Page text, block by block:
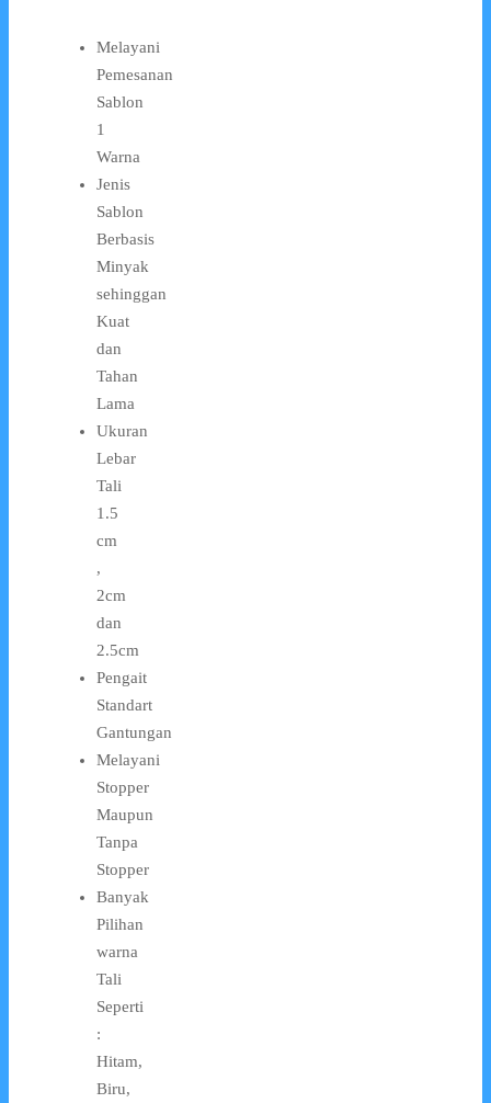
Melayani
Pemesanan
Sablon
1
Warna
Jenis
Sablon
Berbasis
Minyak
sehinggan
Kuat
dan
Tahan
Lama
Ukuran
Lebar
Tali
1.5
cm
,
2cm
dan
2.5cm
Pengait
Standart
Gantungan
Melayani
Stopper
Maupun
Tanpa
Stopper
Banyak
Pilihan
warna
Tali
Seperti
:
Hitam,
Biru,